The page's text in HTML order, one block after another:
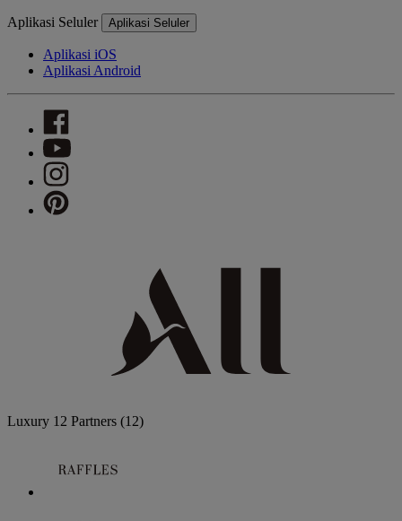
Aplikasi Seluler Aplikasi Seluler
Aplikasi iOS
Aplikasi Android
Luxury 12 Partners (12)